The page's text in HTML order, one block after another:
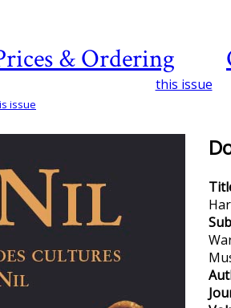
& Ordering
this issue
issue